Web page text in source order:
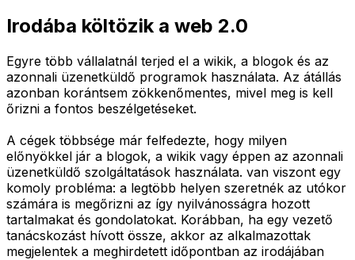
Irodába költözik a web 2.0
Egyre több vállalatnál terjed el a wikik, a blogok és az
azonnali üzenetküldő programok használata. Az átállás
azonban korántsem zökkenőmentes, mivel meg is kell
őrizni a fontos beszélgetéseket.
A cégek többsége már felfedezte, hogy milyen
előnyökkel jár a blogok, a wikik vagy éppen az azonnali
üzenetküldő szolgáltatások használata. van viszont egy
komoly probléma: a legtöbb helyen szeretnék az utókor
számára is megőrizni az így nyilvánosságra hozott
tartalmakat és gondolatokat. Korábban, ha egy vezető
tanácskozást hívott össze, akkor az alkalmazottak
megjelentek a meghirdetett időpontban az irodájában